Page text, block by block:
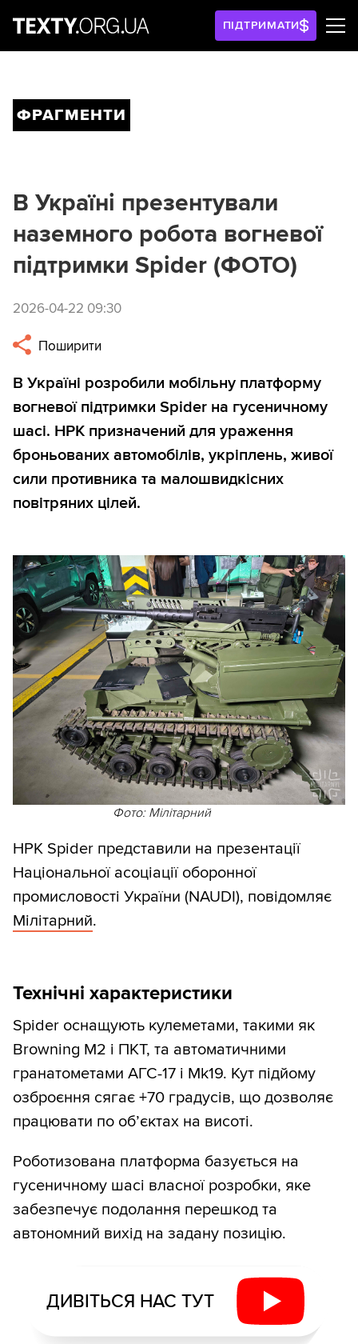
ПІДТРИМАТИ
ФРАГМЕНТИ
В Україні презентували
наземного робота вогневої
підтримки Spider (ФОТО)
2026-04-22 09:30
Поширити
В Україні розробили мобільну платформу
вогневої підтримки Spider на гусеничному
шасі. НРК призначений для ураження
броньованих автомобілів, укріплень, живої
сили противника та малошвидкісних
повітряних цілей.
Фото: Мілітарний
НРК Spider представили на презентації
Національної асоціації оборонної
промисловості України (NAUDI), повідомляє
Мілітарний.
Технічні характеристики
Spider оснащують кулеметами, такими як
Browning M2 і ПКТ, та автоматичними
гранатометами АГС-17 і Mk19. Кут підйому
озброєння сягає +70 градусів, що дозволяє
працювати по об’єктах на висоті.
Роботизована платформа базується на
гусеничному шасі власної розробки, яке
забезпечує подолання перешкод та
автономний вихід на задану позицію.
ДИВІТЬСЯ НАС ТУТ